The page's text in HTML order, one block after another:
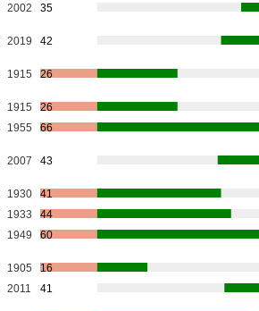
2002 35
2019 42
1915 26
1915
26
1955 66
2007 43
1930
41
1933
44
1949 60
1905
16
2011 41